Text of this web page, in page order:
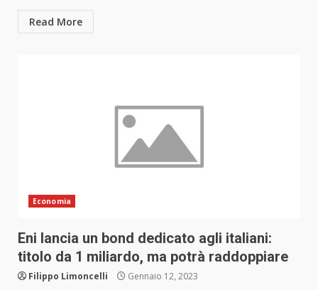
Read More
Economia
Eni lancia un bond dedicato agli italiani:
titolo da 1 miliardo, ma potrà raddoppiare
Filippo Limoncelli Gennaio 12, 2023